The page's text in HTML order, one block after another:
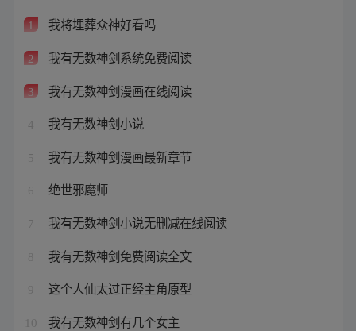
1 我将埋葬众神好看吗
2 我有无数神剑系统免费阅读
3 我有无数神剑漫画在线阅读
4 我有无数神剑小说
5 我有无数神剑漫画最新章节
6 绝世邪魔师
7 我有无数神剑小说无删减在线阅读
8 我有无数神剑免费阅读全文
9 这个人仙太过正经主角原型
10 我有无数神剑有几个女主